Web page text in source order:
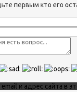
первым кто его
и адрес сайта в